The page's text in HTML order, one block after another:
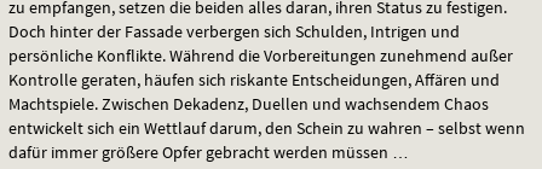
zu empfangen, setzen die beiden alles daran, ihren Status zu festigen.
Doch hinter der Fassade verbergen sich Schulden, Intrigen und
persönliche Konflikte. Während die Vorbereitungen zunehmend außer
Kontrolle geraten, häufen sich riskante Entscheidungen, Affären und
Machtspiele. Zwischen Dekadenz, Duellen und wachsendem Chaos
entwickelt sich ein Wettlauf darum, den Schein zu wahren – selbst wenn
dafür immer größere Opfer gebracht werden müssen …